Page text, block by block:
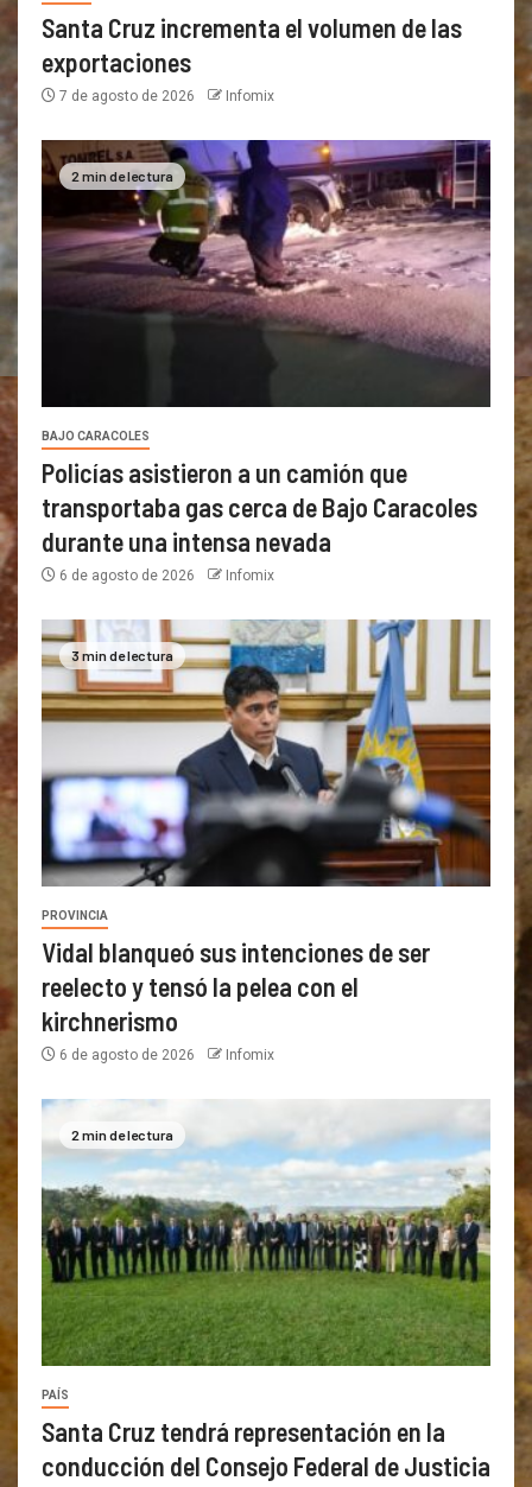
Santa Cruz incrementa el volumen de las
exportaciones
7 de agosto de 2026 Infomix
2 min de lectura
BAJO CARACOLES
Policías asistieron a un camión que
transportaba gas cerca de Bajo Caracoles
durante una intensa nevada
6 de agosto de 2026 Infomix
3 min de lectura
PROVINCIA
Vidal blanqueó sus intenciones de ser
reelecto y tensó la pelea con el
kirchnerismo
6 de agosto de 2026 Infomix
2 min de lectura
PAÍS
Santa Cruz tendrá representación en la
conducción del Consejo Federal de Justicia